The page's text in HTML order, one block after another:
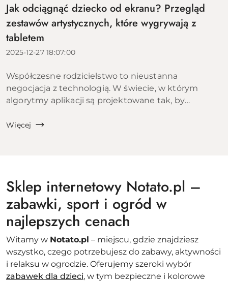
Jak odciągnąć dziecko od ekranu? Przegląd
zestawów artystycznych, które wygrywają z
tabletem
2025-12-27 18:07:00
Współczesne rodzicielstwo to nieustanna
negocjacja z technologią. W świecie, w którym
algorytmy aplikacji są projektowane tak, by
trudniejsza. Czy wiesz, że według zaleceń
Więcej
Sklep internetowy Notato.pl –
zabawki, sport i ogród w
najlepszych cenach
Witamy w Notato.pl – miejscu, gdzie znajdziesz
wszystko, czego potrzebujesz do zabawy, aktywności
i relaksu w ogrodzie. Oferujemy szeroki wybór
zabawek dla dzieci, w tym bezpieczne i kolorowe